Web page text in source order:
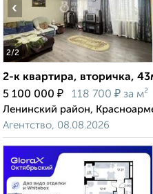
2/2
‹
2-к квартира, вторичка,
5 100 000 ₽ 118 700 ₽ за м²
Ленинский район,
Агентство, 08.08.2026